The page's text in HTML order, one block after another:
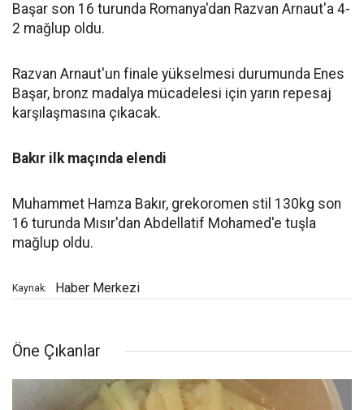
Başar son 16 turunda Romanya'dan Razvan Arnaut'a 4-
2 mağlup oldu.
Razvan Arnaut'un finale yükselmesi durumunda Enes
Başar, bronz madalya mücadelesi için yarın repesaj
karşılaşmasına çıkacak.
Bakır ilk maçında elendi
Muhammet Hamza Bakır, grekoromen stil 130kg son
16 turunda Mısır'dan Abdellatif Mohamed'e tuşla
mağlup oldu.
Kaynak: Haber Merkezi
Öne Çıkanlar